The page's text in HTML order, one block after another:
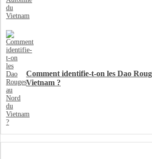
Comment identifie-t-on les Dao
Vietnam ?